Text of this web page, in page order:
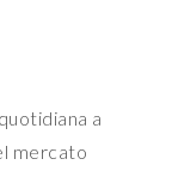
a
mercato